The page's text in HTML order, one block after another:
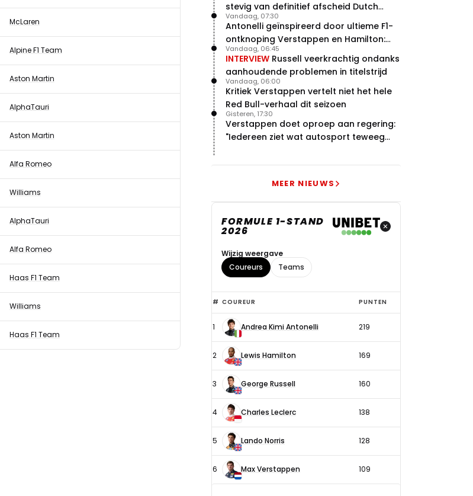
McLaren
Alpine F1 Team
Aston Martin
AlphaTauri
Aston Martin
Alfa Romeo
Williams
AlphaTauri
Alfa Romeo
Haas F1 Team
Williams
Haas F1 Team
stevig van definitief afscheid Dutch
Grand Prix
Antonelli geïnspireerd door ultieme F1-
ontknoping Verstappen en Hamilton:
"Leven of dood!"
Vandaag, 07:30
INTERVIEW Russell veerkrachtig ondanks
aanhoudende problemen in titelstrijd
Vandaag, 06:45
Kritiek Verstappen vertelt niet het hele
Red Bull-verhaal dit seizoen
Vandaag, 06:00
Verstappen doet oproep aan regering:
"Iedereen ziet wat autosport teweeg
Gisteren, 17:30
MEER NIEUWS
FORMULE 1-STAND
2026
Wijzig weergave
Coureurs
Teams
Top
6
coureurs
# COUREUR PUNTEN
1 Andrea Kimi Antonelli 219
2 Lewis Hamilton 169
3 George Russell 160
4 Charles Leclerc 138
5 Lando Norris 128
6 Max Verstappen 109